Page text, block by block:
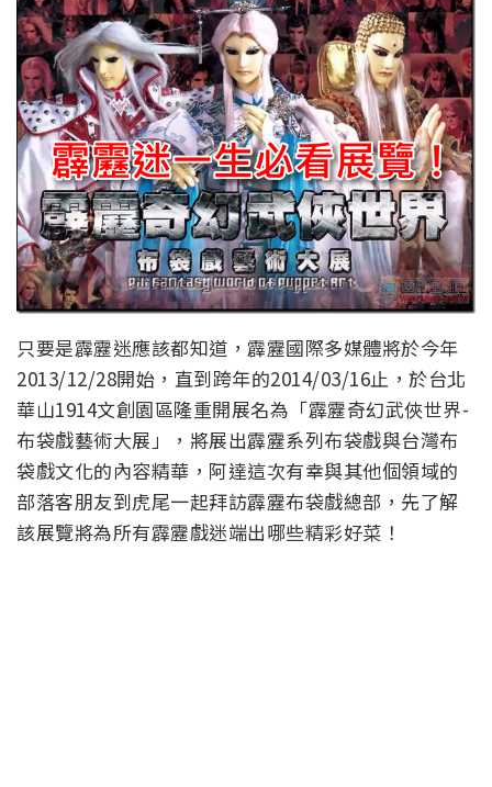
只要是霹靂迷應該都知道，霹靂國際多媒體將於今年
2013/12/28開始，直到跨年的2014/03/16止，於台北
華山1914文創園區隆重開展名為「霹靂奇幻武俠世界-
布袋戲藝術大展」，將展出霹靂系列布袋戲與台灣布
袋戲文化的內容精華，阿達這次有幸與其他個領域的
部落客朋友到虎尾一起拜訪霹靂布袋戲總部，先了解
該展覽將為所有霹靂戲迷端出哪些精彩好菜！